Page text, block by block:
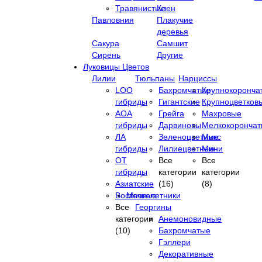
ТравянистыеКлен
Павловния
Плакучие
деревья
Сакура
Самшит
Сирень
Другие
Луковицы Цветов
Лилии
LOO
гибриды
АОА
гибриды
ЛА
гибриды
ОТ
гибриды
Азиатские
Восточные
Все
категории
(10)
Тюльпаны
Бахромчатые
Гигантские
Грейга
Дарвиновы
Зеленоцветные
Лилиецветные
Все
категории
(16)
Нарциссы
Махровые
Микс
Мини
Все
категории
(8)
Многолетники
Георгины
Анемоновидные
Бахромчатые
Гэллери
Декоративные